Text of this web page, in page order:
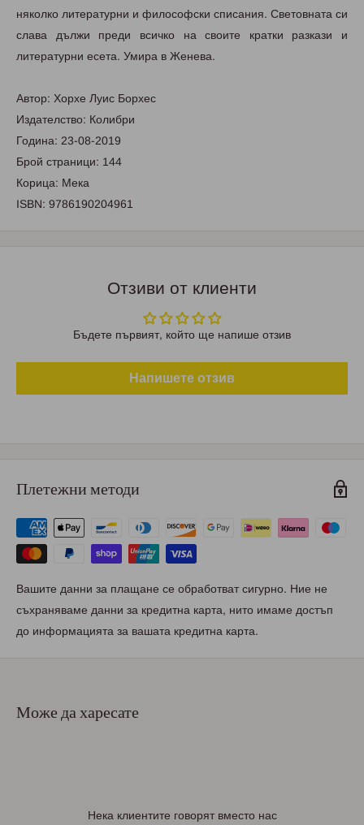
няколко литературни и философски списания. Световната си
слава дължи преди всичко на своите кратки разкази и
литературни есета. Умира в Женева.
Автор: Хорхе Луис Борхес
Издателство: Колибри
Година: 23-08-2019
Брой страници: 144
Корица: Мека
ISBN: 9786190204961
Отзиви от клиенти
Бъдете първият, който ще напише отзив
Напишете отзив
Плетежни методи
Вашите данни за плащане се обработват сигурно. Ние не
съхраняваме данни за кредитна карта, нито имаме достъп
до информацията за вашата кредитна карта.
Може да харесате
Нека клиентите говорят вместо нас